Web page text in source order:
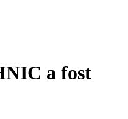
a fost